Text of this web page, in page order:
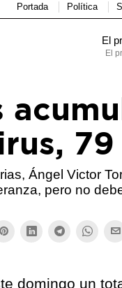
Portada Política
El
Ángel Victor
pero no
domingo un